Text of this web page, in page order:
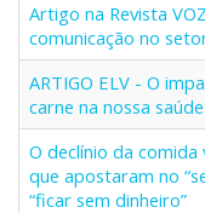
Artigo na Revista
comunicação no
ARTIGO ELV - O
carne na nossa saúde
O declínio da comida
que apostaram no
“ficar sem dinheiro”